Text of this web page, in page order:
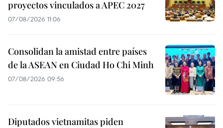
proyectos vinculados a APEC 2027
07/08/2026 11:06
Consolidan la amistad entre países
de la ASEAN en Ciudad Ho Chi Minh
07/08/2026 09:56
Diputados vietnamitas piden